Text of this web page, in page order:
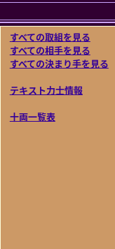
すべての取組を見る
すべての相手を見る
すべての決まり手を見る
テキスト力士情報
十両一覧表